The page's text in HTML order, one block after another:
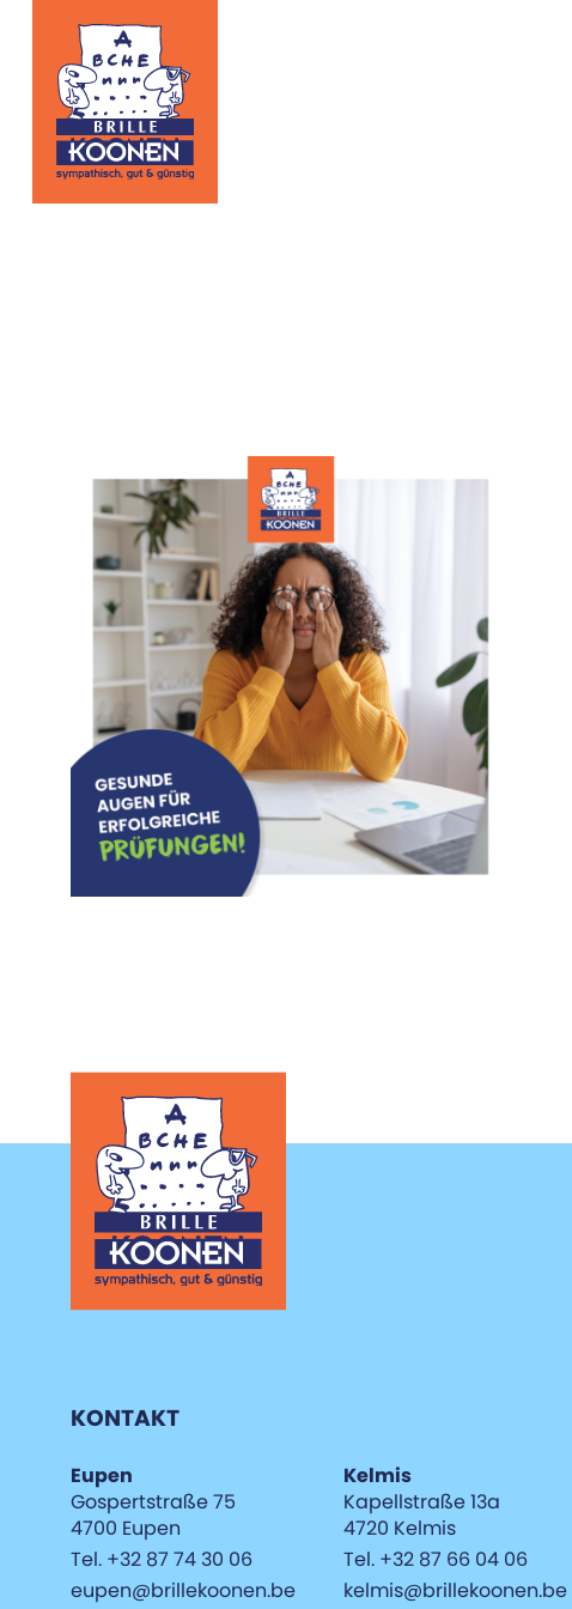
KONTAKT
Eupen
Gospertstraße 75
4700 Eupen
Tel. +32 87 74 30 06
eupen@brillekoonen.be
Kelmis
Kapellstraße 13a
4720 Kelmis
Tel. +32 87 66 04 06
kelmis@brillekoonen.be